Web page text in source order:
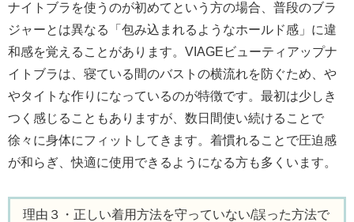
ナイトブラを使うのが初めてという方の場合、普段のブラ
ジャーとは異なる「包み込まれるようなホールド感」に違
和感を覚えることがあります。VIAGEビューティアップナ
イトブラは、寝ている間のバストの横流れを防ぐため、や
やタイトな作りになっているのが特徴です。最初は少しき
つく感じることもありますが、数日間使い続けることで
徐々に身体にフィットしてきます。着慣れることで圧迫感
が和らぎ、快適に使用できるようになる方も多くいます。
理由３・正しい着用方法を守っていない/誤った方法で